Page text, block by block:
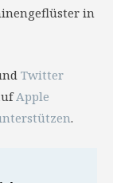
in
Twitter
Apple
.